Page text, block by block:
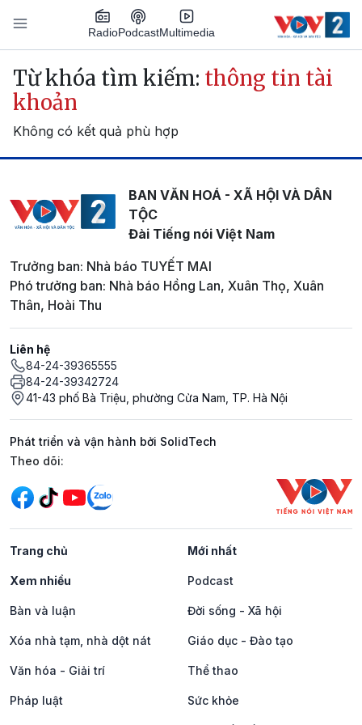
Nhảy đến nội dung
RadioPodcastMultimedia
Main navigation
Từ khóa tìm kiếm: thông tin tài
khoản
Không có kết quả phù hợp
BAN VĂN HOÁ - XÃ HỘI VÀ DÂN
TỘC
Đài Tiếng nói Việt Nam
Trưởng ban: Nhà báo TUYẾT MAI
Phó trưởng ban: Nhà báo Hồng Lan, Xuân Thọ, Xuân
Thân, Hoài Thu
Liên hệ
84-24-39365555
84-24-39342724
41-43 phố Bà Triệu, phường Cửa Nam, TP. Hà Nội
Phát triển và vận hành bởi SolidTech
Mạng xã hội
Theo dõi:
Trang chủ Mới nhất
Xem nhiều Podcast
Bàn và luận Đời sống - Xã hội
Xóa nhà tạm, nhà dột nát Giáo dục - Đào tạo
Văn hóa - Giải trí Thể thao
Pháp luật Sức khỏe